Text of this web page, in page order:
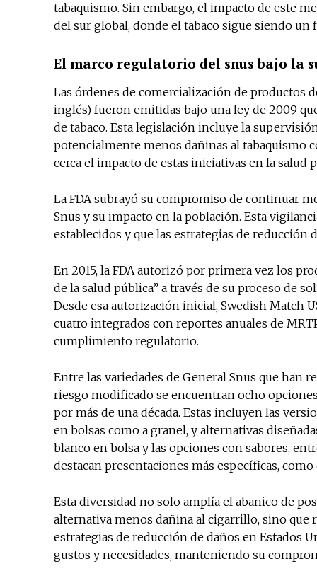
tabaquismo. Sin embargo, el impacto de este
del sur global, donde el tabaco sigue siendo un
El marco regulatorio del snus bajo la
Las órdenes de comercialización de productos
inglés) fueron emitidas bajo una ley de 2009
de tabaco. Esta legislación incluye la
potencialmente menos dañinas al tabaquismo
cerca el impacto de estas iniciativas en la salud
La FDA subrayó su compromiso de continuar
Snus y su impacto en la población. Esta
establecidos y que las estrategias de reducción
En 2015, la FDA autorizó por primera vez los
de la salud pública” a través de su proceso de
Desde esa autorización inicial, Swedish Match
cuatro integrados con reportes anuales de
cumplimiento regulatorio.
Entre las variedades de General Snus que han
riesgo modificado se encuentran ocho
por más de una década. Estas incluyen las
en bolsas como a granel, y alternativas
blanco en bolsa y las opciones con sabores,
destacan presentaciones más específicas,
Esta diversidad no solo amplía el abanico de
alternativa menos dañina al cigarrillo, sino que
estrategias de reducción de daños en Estados
gustos y necesidades, manteniendo su